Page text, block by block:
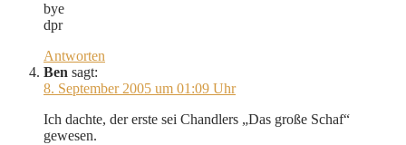
bye
dpr
Antworten
Ben sagt:
8. September 2005 um 01:09 Uhr
Ich dachte, der erste sei Chandlers „Das große Schaf“
gewesen.